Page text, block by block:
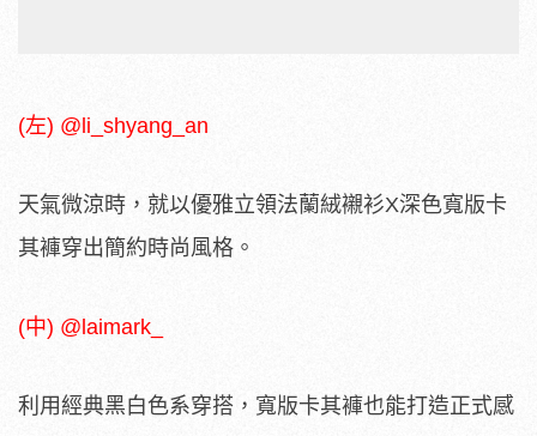
(左) @li_shyang_an
天氣微涼時，就以優雅立領法蘭絨襯衫X深色寬版卡
其褲穿出簡約時尚風格。
(中) @laimark_
利用經典黑白色系穿搭，寬版卡其褲也能打造正式感